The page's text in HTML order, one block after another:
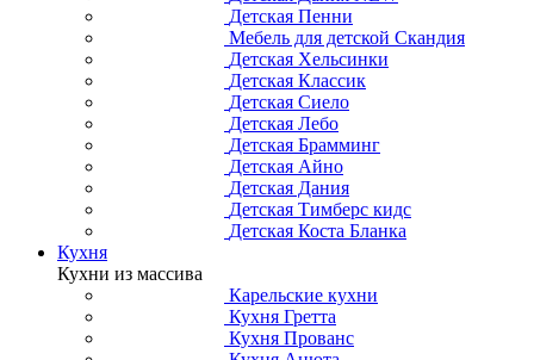
Детская Пенни
Мебель для детской Скандия
Детская Хельсинки
Детская Классик
Детская Сиело
Детская Лебо
Детская Брамминг
Детская Айно
Детская Дания
Детская Тимберс кидс
Детская Коста Бланка
Кухня
Кухни из массива
Карельские кухни
Кухня Гретта
Кухня Прованс